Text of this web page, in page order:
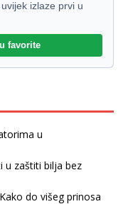
izlaze prvi u
favorite
u
u zaštiti bilja bez
do višeg prinosa